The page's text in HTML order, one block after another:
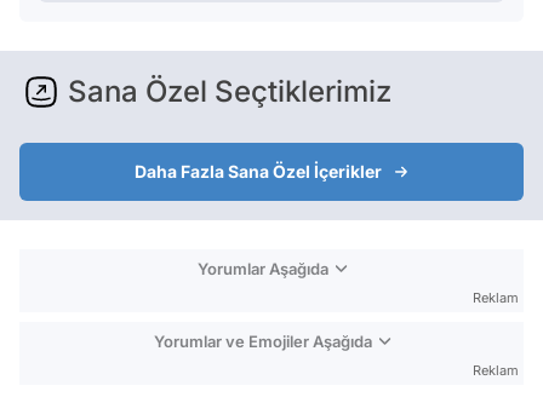
Sana Özel Seçtiklerimiz
Daha Fazla Sana Özel İçerikler
Yorumlar Aşağıda
Reklam
Yorumlar ve Emojiler Aşağıda
Reklam